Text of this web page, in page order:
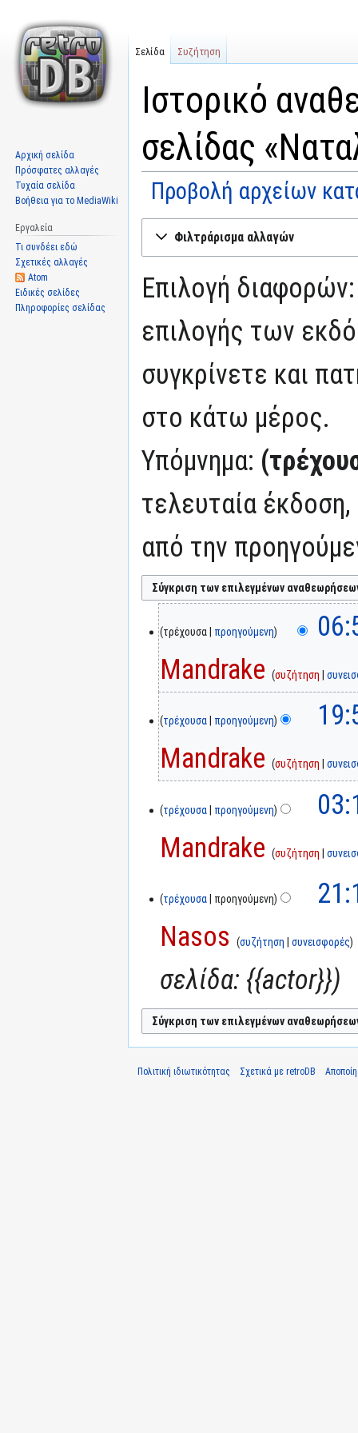
Ιστορικό
σελίδας
Προβολή αρχείων
στην
στην
Φιλτράρισμα αλλαγών
Επιλογή
επιλογής των
συγκρίνετε και
στο κάτω μέρος.
Υπόμνημα:
τελευταία έκδοση,
από την
τρέχουσα προηγούμενη
Mandrake
συζήτηση
τρέχουσα προηγούμενη
Mandrake
συζήτηση
τρέχουσα προηγούμενη
Mandrake
συζήτηση
τρέχουσα προηγούμενη
Nasos
συζήτηση συνεισφορές
σελίδα: {{actor}}
Σελίδα Συζήτηση
Αρχική σελίδα
Πρόσφατες αλλαγές
Τυχαία σελίδα
Βοήθεια για το MediaWiki
Εργαλεία
Τι συνδέει εδώ
Σχετικές αλλαγές
Atom
Ειδικές σελίδες
Πληροφορίες σελίδας
Πολιτική ιδιωτικότητας Σχετικά με retroDB